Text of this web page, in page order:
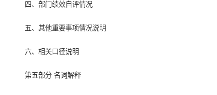
四、部门绩效自评情况
五、其他重要事项情况说明
六、相关口径说明
第五部分 名词解释